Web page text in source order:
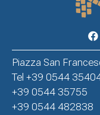
Piazza San
Tel +39 0544
+39 0544 35755
+39 0544 482838